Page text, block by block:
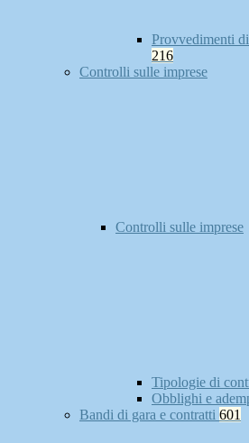
Provvedimenti
216
Controlli sulle imprese
Controlli sulle imprese
Tipologie di
Obblighi e
Bandi di gara e contratti 601